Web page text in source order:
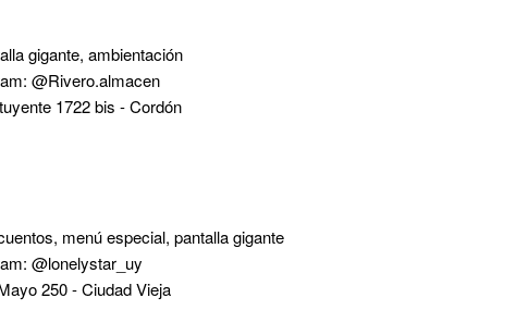
gigante, ambientación
@Rivero.almacen
1722 bis - Cordón
menú especial, pantalla gigante
@lonelystar_uy
250 - Ciudad Vieja